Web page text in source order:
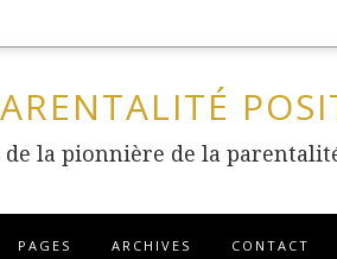
de la pionnière de la
PAGES ARCHIVES CONTACT